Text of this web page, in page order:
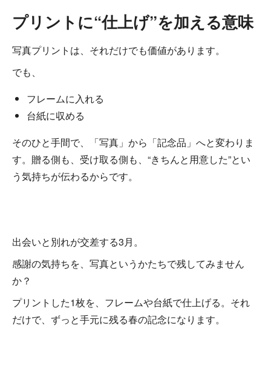
プリントに“仕上げ”を加える意味
写真プリントは、それだけでも価値があります。
でも、
フレームに入れる
台紙に収める
そのひと手間で、「写真」から「記念品」へと変わりま
す。贈る側も、受け取る側も、“きちんと用意した”とい
う気持ちが伝わるからです。
出会いと別れが交差する3月。
感謝の気持ちを、写真というかたちで残してみません
か？
プリントした1枚を、フレームや台紙で仕上げる。それ
だけで、ずっと手元に残る春の記念になります。